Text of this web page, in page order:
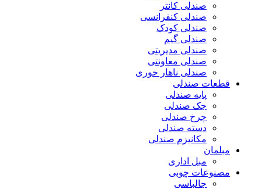
صندلی کانتر
صندلی کنفرانسی
صندلی کودک
صندلی گیم
صندلی مدیریتی
صندلی معاونتی
صندلی ناهار خوری
قطعات صندلی
پایه صندلی
جک صندلی
چرخ صندلی
دسته صندلی
مکانیزم صندلی
مبلمان
مبل اداری
مصنوعات چوبی
جالباسی